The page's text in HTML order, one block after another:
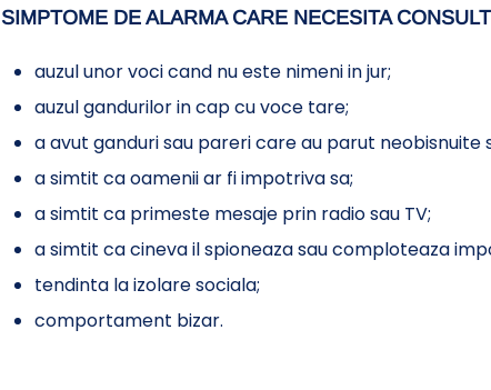
SIMPTOME DE ALARMA CARE NECESITA
auzul unor voci cand nu este nimeni in jur;
auzul gandurilor in cap cu voce tare;
a avut ganduri sau pareri care au parut neobisnuite
a simtit ca oamenii ar fi impotriva sa;
a simtit ca primeste mesaje prin radio sau TV;
a simtit ca cineva il spioneaza sau comploteaza
tendinta la izolare sociala;
comportament bizar.